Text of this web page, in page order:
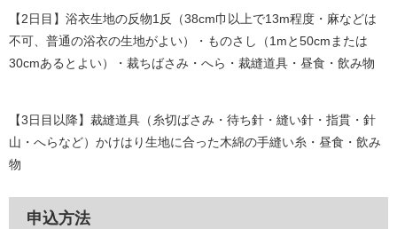
【2日目】浴衣生地の反物1反（38cm巾以上で13m程度・麻などは
不可、普通の浴衣の生地がよい）・ものさし（1mと50cmまたは
30cmあるとよい）・裁ちばさみ・へら・裁縫道具・昼食・飲み物
【3日目以降】裁縫道具（糸切ばさみ・待ち針・縫い針・指貫・針
山・へらなど）かけはり生地に合った木綿の手縫い糸・昼食・飲み
物
申込方法